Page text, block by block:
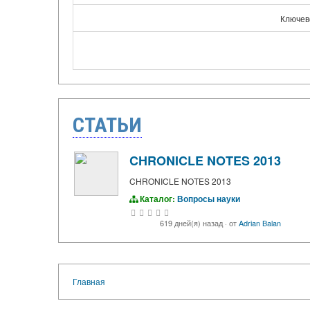
СТАТЬИ
CHRONICLE NOTES 2013
CHRONICLE NOTES 2013
Каталог: Вопросы науки
619 дней(я) назад · отAdrian Balan
Главная